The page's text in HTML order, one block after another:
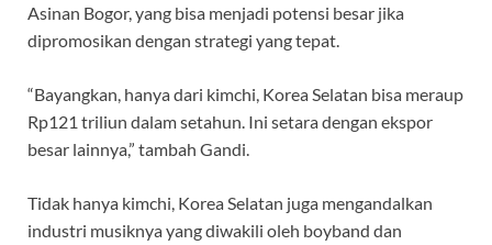
Asinan Bogor, yang bisa menjadi potensi besar jika
dipromosikan dengan strategi yang tepat.
“Bayangkan, hanya dari kimchi, Korea Selatan bisa meraup
Rp121 triliun dalam setahun. Ini setara dengan ekspor
besar lainnya,” tambah Gandi.
Tidak hanya kimchi, Korea Selatan juga mengandalkan
industri musiknya yang diwakili oleh boyband dan